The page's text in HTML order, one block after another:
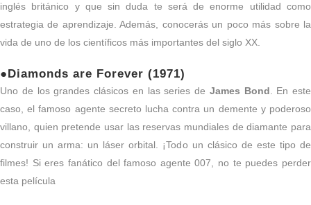
inglés británico y que sin duda te será de enorme utilidad como
estrategia de aprendizaje. Además, conocerás un poco más sobre la
vida de uno de los científicos más importantes del siglo XX.
●Diamonds are Forever (1971)
Uno de los grandes clásicos en las series de James Bond . En este
caso, el famoso agente secreto lucha contra un demente y poderoso
villano, quien pretende usar las reservas mundiales de diamante para
construir un arma: un láser orbital. ¡Todo un clásico de este tipo de
filmes! Si eres fanático del famoso agente 007, no te puedes perder
esta película